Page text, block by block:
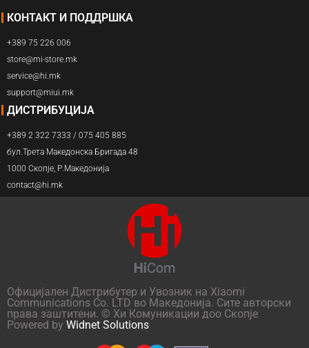
КОНТАКТ И ПОДДРШКА
+389 75 226 006
store@mi-store.mk
service@hi.mk
support@miui.mk
ДИСТРИБУЦИЈА
+389 2 322 7333 / 075 405 885
бул.Трета Македонска Бригада 48
1000 Скопје, Р.Македонија
contact@hi.mk
Официјален Дистрибутер и Увозник на Xiaomi
Communications Co. LTD во Македонија. Сите авторски
права заштитени. © Хи Комуникации доо Скопје
Powered by Widnet Solutions